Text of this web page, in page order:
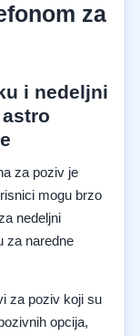
za
i nedeljni
za poziv je
mogu brzo
nedeljni
za naredne
za poziv koji su
opcija,